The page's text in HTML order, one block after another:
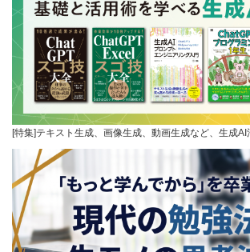
[特集]テキスト生成、画像生成、動画生成など、生成